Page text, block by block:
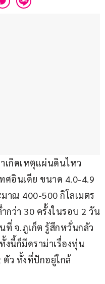
เกิดเหตุแผ่นดินไหว
ศอินเดีย ขนาด 4.0-4.9
าณ 400-500 กิโลเมตร
กว่า 30 ครั้งในรอบ 2 วัน
จ.ภูเก็ต รู้สึกหวั่นกลัว
งนี้ก็มีดราม่าเรื่องทุ่น
ตัว ทั้งที่ปักอยู่ใกล้